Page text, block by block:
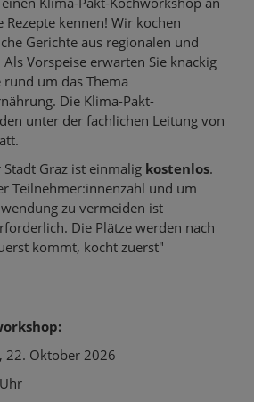
Rezepte kennen! Wir kochen
Gerichte aus regionalen und
Vorspeise erwarten Sie knackig
um das Thema
Die Klima-Pakt-
unter der fachlichen Leitung von
Graz ist einmalig kostenlos.
Teilnehmer:innenzahl und um
zu vermeiden ist
Die Plätze werden nach
kommt, kocht zuerst"
22. Oktober 2026